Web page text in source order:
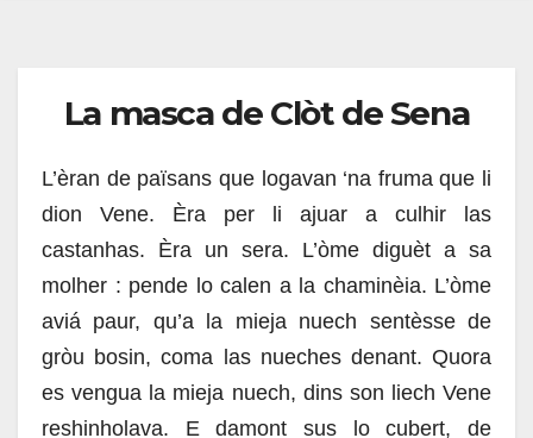
La masca de Clòt de Sena
L’èran de païsans que logavan ‘na fruma que li
dion Vene. Èra per li ajuar a culhir las
castanhas. Èra un sera. L’òme diguèt a sa
molher : pende lo calen a la chaminèia. L’òme
aviá paur, qu’a la mieja nuech sentèsse de
gròu bosin, coma las nueches denant. Quora
es vengua la mieja nuech, dins son liech Vene
reshinholava. E damont sus lo cubert, de